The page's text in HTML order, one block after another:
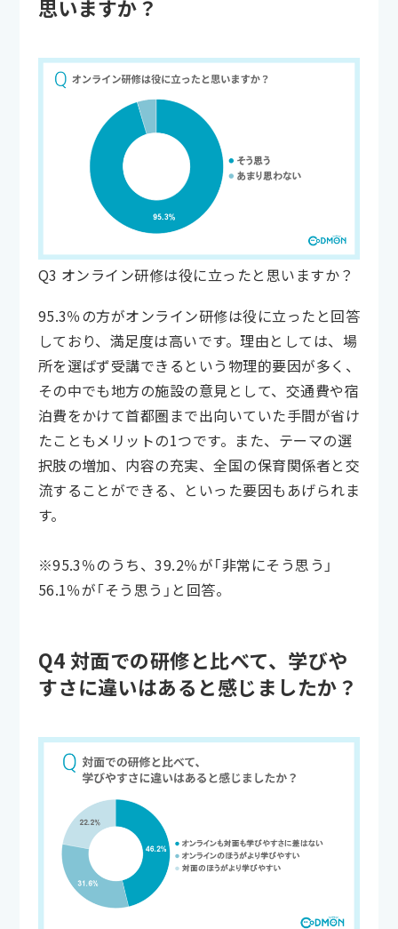
思いますか？
Q3 オンライン研修は役に立ったと思いますか？
95.3％の方がオンライン研修は役に立ったと回答
しており、満足度は高いです。理由としては、場
所を選ばず受講できるという物理的要因が多く、
その中でも地方の施設の意見として、交通費や宿
泊費をかけて首都圏まで出向いていた手間が省け
たこともメリットの1つです。また、テーマの選
択肢の増加、内容の充実、全国の保育関係者と交
流することができる、といった要因もあげられま
す。
※95.3％のうち、39.2％が「非常にそう思う」
56.1％が「そう思う」と回答。
Q4 対面での研修と比べて、学びや
すさに違いはあると感じましたか？